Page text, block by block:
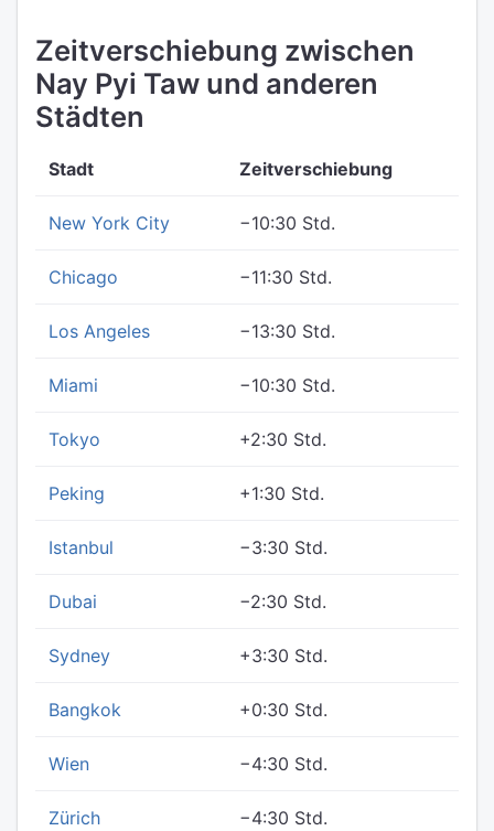
Zeitverschiebung zwischen
Nay Pyi Taw und anderen
Städten
Stadt Zeitverschiebung
New York City −10:30 Std.
Chicago −11:30 Std.
Los Angeles −13:30 Std.
Miami −10:30 Std.
Tokyo +2:30 Std.
Peking +1:30 Std.
Istanbul −3:30 Std.
Dubai −2:30 Std.
Sydney +3:30 Std.
Bangkok +0:30 Std.
Wien −4:30 Std.
Zürich −4:30 Std.